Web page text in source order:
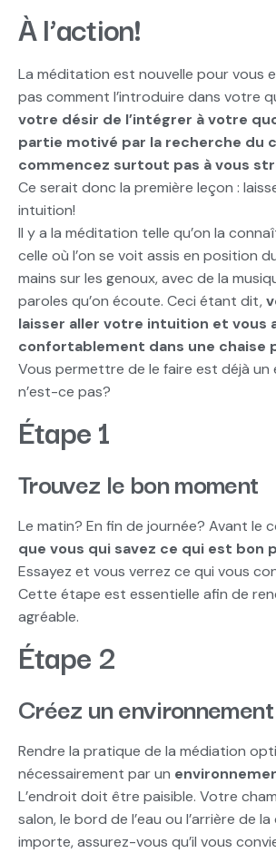
À l’action!
La méditation est nouvelle pour vous
pas comment l’introduire dans votre
votre désir de l’intégrer à votre
partie motivé par la recherche du
commencez surtout pas à vous
Ce serait donc la première leçon :
intuition!
Il y a la méditation telle qu’on la
celle où l’on se voit assis en position
mains sur les genoux, avec de la
paroles qu’on écoute. Ceci étant dit,
laisser aller votre intuition et vous
confortablement dans une chaise
Vous permettre de le faire est déjà un
n’est-ce pas?
Étape 1
Trouvez le bon moment
Le matin? En fin de journée? Avant le
que vous qui savez ce qui est bon
Essayez et vous verrez ce qui vous
Cette étape est essentielle afin de
agréable.
Étape 2
Créez un
Rendre la pratique de la médiation
nécessairement par un
L’endroit doit être paisible. Votre
salon, le bord de l’eau ou l’arrière de la
importe, assurez-vous qu’il vous